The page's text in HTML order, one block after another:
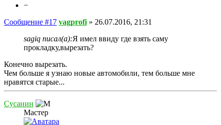
−
Сообщение #17 vagprofi » 26.07.2016, 21:31
sagiq писал(а):Я имел ввиду где взять саму
прокладку,вырезать?
Конечно вырезать.
Чем больше я узнаю новые автомобили, тем больше мне
нравятся старые...
Сусанин
Мастер